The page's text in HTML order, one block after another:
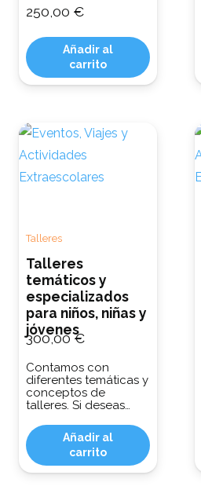
250,00 €
Añadir al
carrito
Talleres
Talleres
temáticos y
especializados
para niños, niñas y
jóvenes
300,00€
Contamos con
diferentes temáticas y
conceptos de
talleres. Si deseas…
Añadir al
carrito